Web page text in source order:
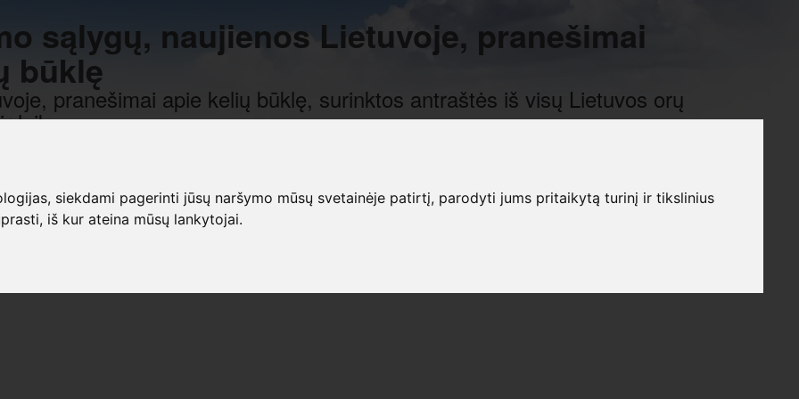
siekdami pagerinti jūsų naršymo mūsų svetainėje patirtį, parodyti jums pritaikytą turinį ir tikslinius
iš kur ateina mūsų lankytojai.
sąlygų, naujienos Lietuvoje, pranešimai
būklę
pranešimai apie kelių būklę, surinktos antraštės iš visų Lietuvos orų
laiką.